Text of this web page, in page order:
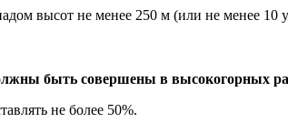
высот не менее 250 м (или не менее 10
быть совершены в высокогорных
не более 50%.